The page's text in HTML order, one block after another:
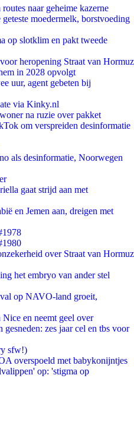
naar geheime kazerne
moedermelk, borstvoeding
op slotklim en pakt tweede
heropening Straat van Hormuz
in 2028 opvolgt
uur, agent gebeten bij
via Kinky.nl
na ruzie over pakket
om verspreiden desinformatie
als desinformatie, Noorwegen
gaat strijd aan met
en Jemen aan, dreigen met
over Straat van Hormuz
het embryo van ander stel
op NAVO-land groeit,
en neemt geel over
gesneden: zes jaar cel en tbs voor
sfw!)
overspoeld met babykonijntjes
op: 'stigma op